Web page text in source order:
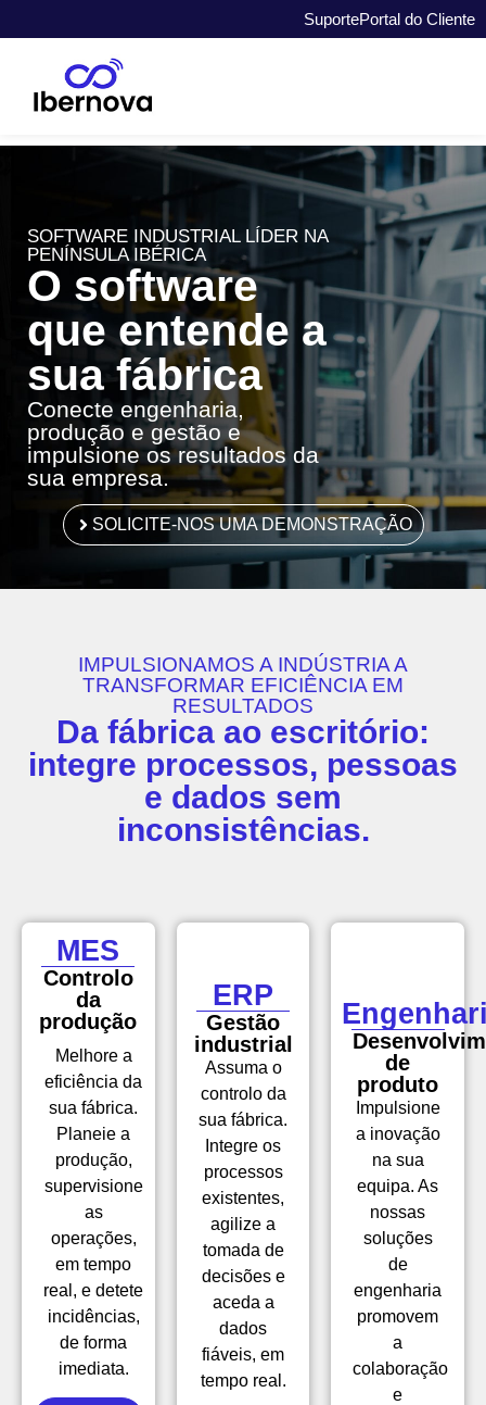
SuportePortal do Cliente
SOFTWARE INDUSTRIAL LÍDER NA
PENÍNSULA IBÉRICA
O software
que entende a
sua fábrica
Conecte engenharia,
produção e gestão e
impulsione os resultados da
sua empresa.
SOLICITE-NOS UMA DEMONSTRAÇÃO
IMPULSIONAMOS A INDÚSTRIA A
TRANSFORMAR EFICIÊNCIA EM
RESULTADOS
Da fábrica ao escritório:
integre processos, pessoas
e dados sem
inconsistências.
MES
Controlo
da
produção
Melhore a
eficiência da
sua fábrica.
Planeie a
produção,
supervisione
as
operações,
em tempo
real, e detete
incidências,
de forma
imediata.
ERP
Gestão
industrial
Assuma o
controlo da
sua fábrica.
Integre os
processos
existentes,
agilize a
tomada de
decisões e
aceda a
dados
fiáveis, em
tempo real.
de
produto
Impulsione
a inovação
na sua
equipa. As
nossas
soluções
de
engenharia
promovem
a
colaboração
e